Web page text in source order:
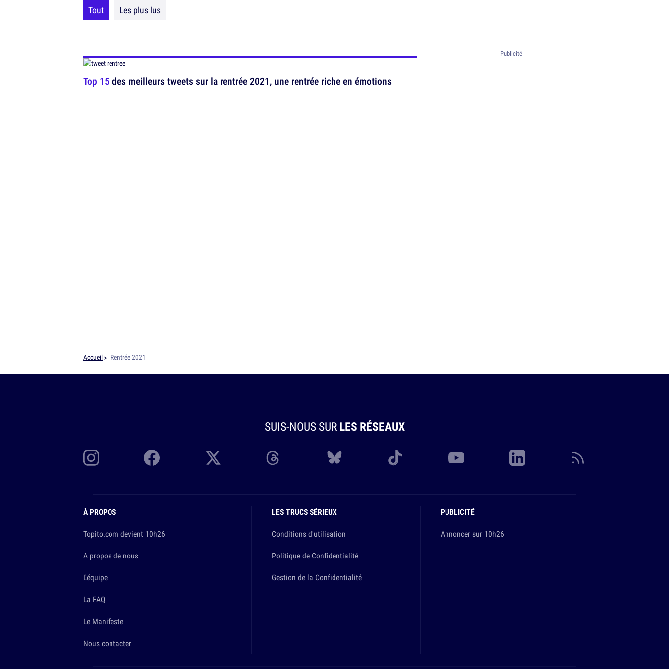
Tout Les plus lus
Top 15 des meilleurs tweets sur la rentrée 2021, une rentrée riche en émotions
Accueil Rentrée 2021
SUIS-NOUS SURLES RÉSEAUX
À PROPOS
Topito.com devient 10h26
A propos de nous
L'équipe
La FAQ
Le Manifeste
Nous contacter
LES TRUCS SÉRIEUX
Conditions d'utilisation
Politique de Confidentialité
Gestion de la Confidentialité
PUBLICITÉ
Annoncer sur 10h26